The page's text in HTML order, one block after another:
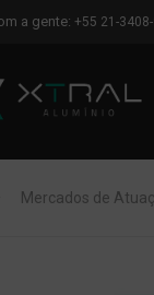
a gente: +55 21-
Mercados de